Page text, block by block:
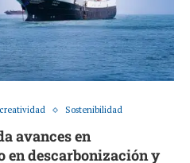
Sostenibilidad
avances en
en descarbonización y